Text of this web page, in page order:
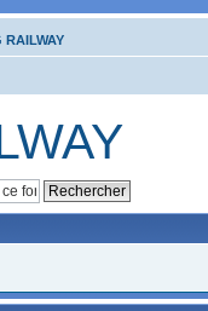
RAILWAY